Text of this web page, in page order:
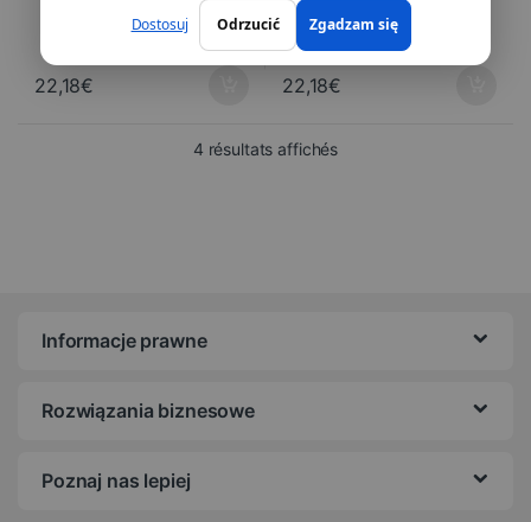
Dostosuj Odrzucić Zgadzam się
22,18€ 22,18€
4 résultats affichésTrié du plus récent au
Informacje prawne
Rozwiązania biznesowe
Poznaj nas lepiej